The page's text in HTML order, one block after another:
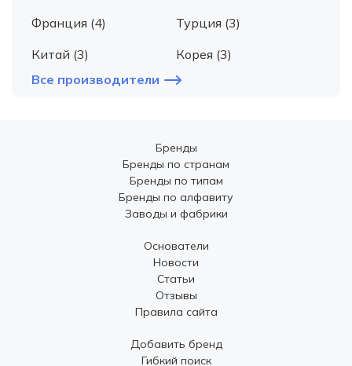
Франция (4)
Турция (3)
Китай (3)
Корея (3)
Все производители
Бренды
Бренды по странам
Бренды по типам
Бренды по алфавиту
Заводы и фабрики
Основатели
Новости
Статьи
Отзывы
Правила сайта
Добавить бренд
Гибкий поиск